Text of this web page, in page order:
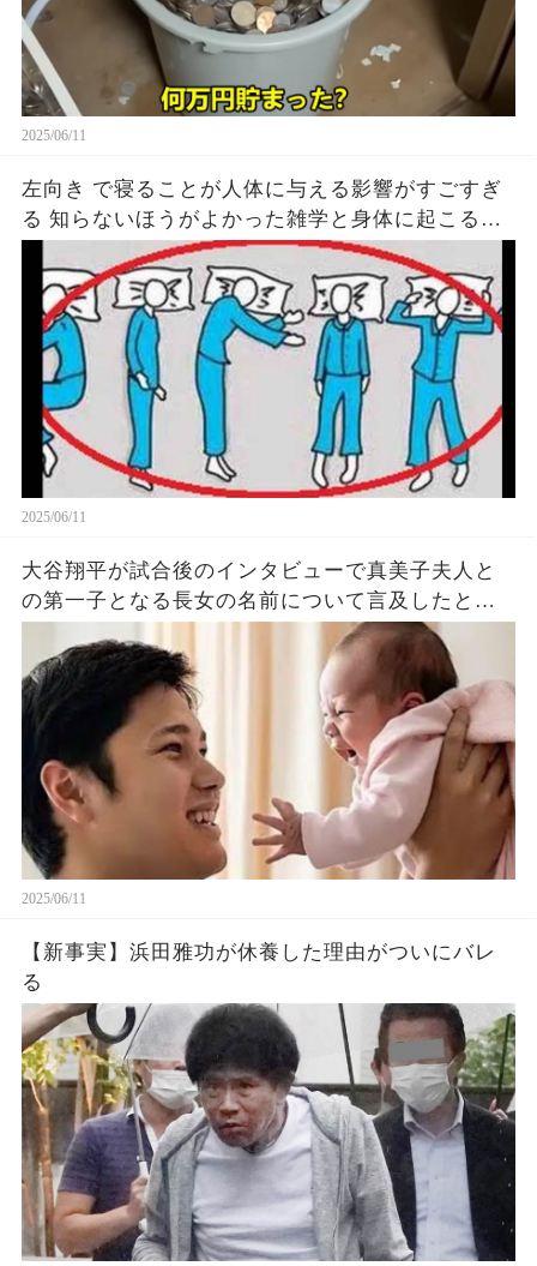
2025/06/11
左向き で寝ることが人体に与える影響がすごすぎ
る 知らないほうがよかった雑学と身体に起こる現
象がヤバい… 驚くべき 大人の 面白いけど知ると後
悔
2025/06/11
大谷翔平が試合後のインタビューで真美子夫人と
の第一子となる長女の名前について言及したと話
題に！山本由伸や佐々木朗希は知ってそう！
2025/06/11
【新事実】浜田雅功が休養した理由がついにバレ
る